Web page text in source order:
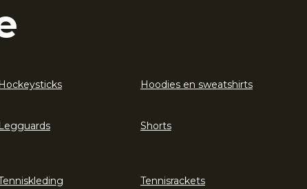
Hockeysticks Hoodies en sweatshirts
Legguards Shorts
Tennisrackets